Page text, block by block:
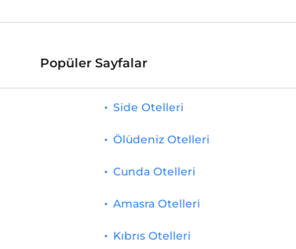
Popüler Sayfalar
Side Otelleri
Ölüdeniz Otelleri
Cunda Otelleri
Amasra Otelleri
Kıbrıs Otelleri